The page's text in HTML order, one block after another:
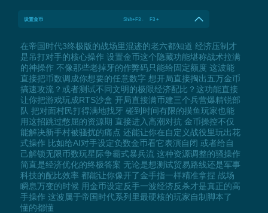
设置金币 Shift+F3 - F3 +
在帝国时代3终极版的战场里混迹的老六都知道 经济压制才
是吊打对手的核心操作 设置金币这个隐藏功能堪称战术拉满
的神操作 不像那些老掉牙的作弊码只能给固定额度 这波能
直接把币数调成你想要的任意数字 想开局直接掏出五万金币
搞速攻流？或者测试不同文明的极限经济配比？这功能直接
让你把游戏玩成RTS沙盒 开局直接满币建三个兵营爆精锐部
队 把对面村民打得满地找牙 碰到时间有限的摸鱼玩家也能
用这招跳过憋屈的资源期 直接进入高潮对抗 金币操控不仅
能解决新手村被骚扰的痛点 还能让你在自定义战役里玩出花
式操作 比如给AI对手设定负数金币看它表演自闭 或者给自
己解锁无限币数玩星际争霸式暴兵流 这种资源调整的骚操作
简直是经济优化的终极答案 无论是想测试贸易路线还是军事
科技的配比效率 都能让你像开了金手指一样精准拿捏 战场
瞬息万变的时候 用金币设定反手一波经济反杀才是真正的高
手操作 这波属于帝国时代系列里最硬核的玩家自制脚本了
懂的都懂